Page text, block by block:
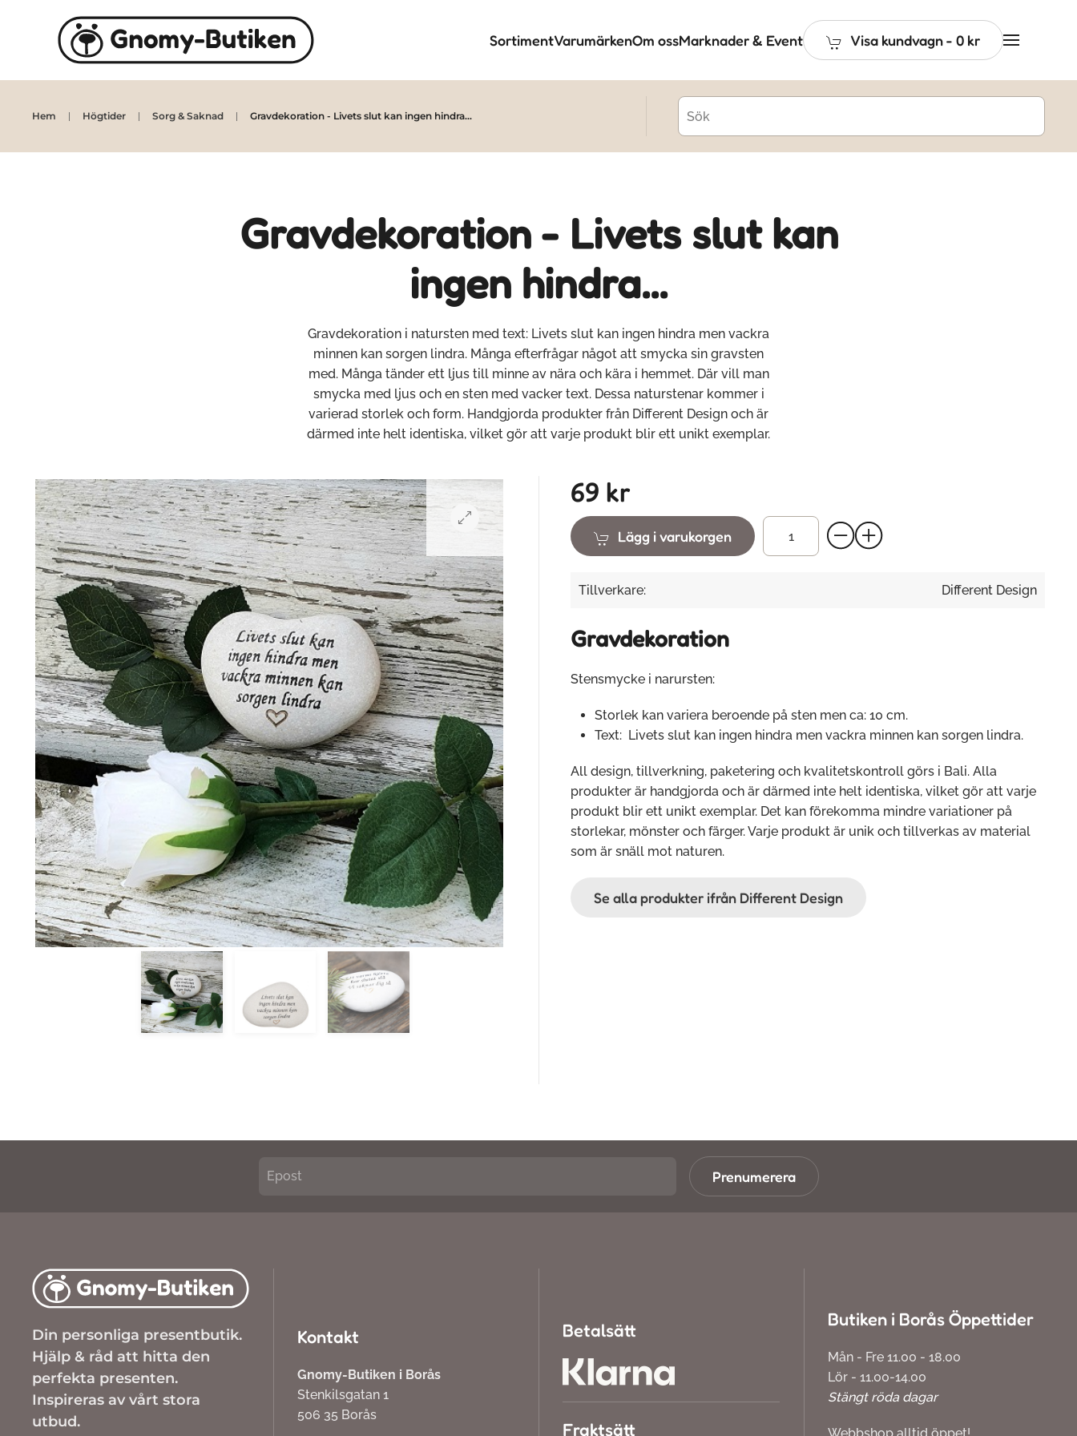
Skip to main content SortimentVarumärkenOm ossMarknader & Event Visa kundvagn- 0 kr
Hem Högtider Sorg & Saknad Gravdekoration - Livets slut kan ingen hindra...
Gravdekoration - Livets slut kan
ingen hindra...
Gravdekoration i natursten med text: Livets slut kan ingen hindra men vackra
minnen kan sorgen lindra. Många efterfrågar något att smycka sin gravsten
med. Många tänder ett ljus till minne av nära och kära i hemmet. Där vill man
smycka med ljus och en sten med vacker text. Dessa naturstenar kommer i
varierad storlek och form. Handgjorda produkter från Different Design och är
därmed inte helt identiska, vilket gör att varje produkt blir ett unikt exemplar.
69 kr
Lägg i varukorgen
Tillverkare: Different Design
Gravdekoration
Stensmycke i narursten:
Storlek kan variera beroende på sten men ca: 10 cm.
Text: Livets slut kan ingen hindra men vackra minnen kan sorgen lindra.
All design, tillverkning, paketering och kvalitetskontroll görs i Bali. Alla
produkter är handgjorda och är därmed inte helt identiska, vilket gör att varje
produkt blir ett unikt exemplar. Det kan förekomma mindre variationer på
storlekar, mönster och färger. Varje produkt är unik och tillverkas av material
som är snäll mot naturen.
Se alla produkter ifrån Different Design
Prenumerera
Din personliga presentbutik.
Hjälp & råd att hitta den
perfekta presenten.
Inspireras av vårt stora
utbud.
Kontakt
Gnomy-Butiken i Borås
Stenkilsgatan 1
506 35 Borås
Betalsätt
Fraktsätt
Butiken i Borås Öppettider
Mån - Fre 11.00 - 18.00
Lör - 11.00-14.00
Stängt röda dagar